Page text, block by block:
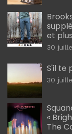
et
30
S'il te
30
«
The